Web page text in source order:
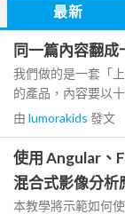
最新
同一篇內容翻
我們做的是一套「
的產品，內容要以
由 lumorakids 發文
使用 Angular、
混合式影像分析
本教學將示範如何